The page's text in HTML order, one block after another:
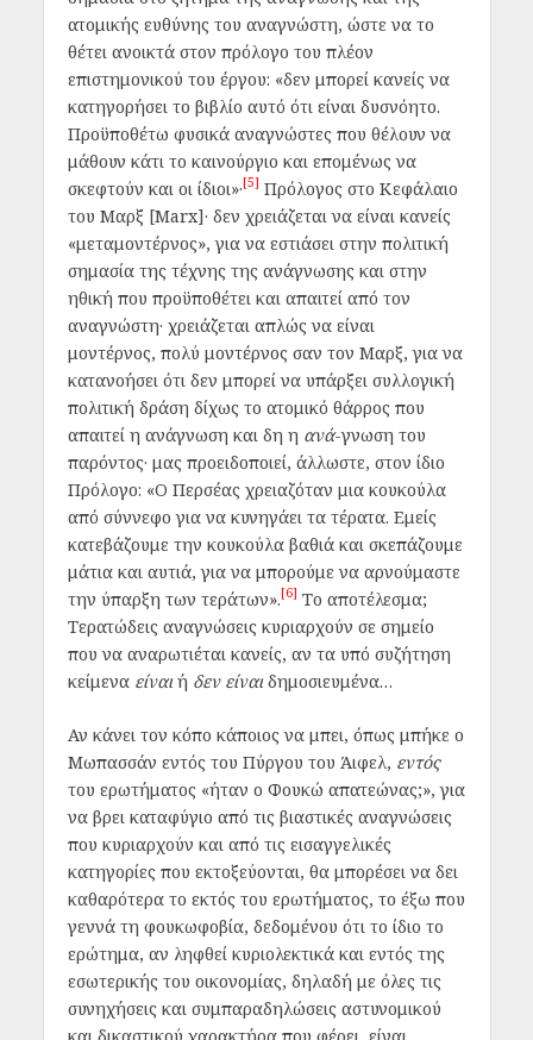
ατομικής ευθύνης του αναγνώστη, ώστε να το
θέτει ανοικτά στον πρόλογο του πλέον
επιστημονικού του έργου: «δεν μπορεί κανείς να
κατηγορήσει το βιβλίο αυτό ότι είναι δυσνόητο.
Προϋποθέτω φυσικά αναγνώστες που θέλουν να
μάθουν κάτι το καινούργιο και επομένως να
σκεφτούν και οι ίδιοι»·[5] Πρόλογος στο Κεφάλαιο
του Μαρξ [Marx]· δεν χρειάζεται να είναι κανείς
«μεταμοντέρνος», για να εστιάσει στην πολιτική
σημασία της τέχνης της ανάγνωσης και στην
ηθική που προϋποθέτει και απαιτεί από τον
αναγνώστη· χρειάζεται απλώς να είναι
μοντέρνος, πολύ μοντέρνος σαν τον Μαρξ, για να
κατανοήσει ότι δεν μπορεί να υπάρξει συλλογική
πολιτική δράση δίχως το ατομικό θάρρος που
απαιτεί η ανάγνωση και δη η ανά-γνωση του
παρόντος· μας προειδοποιεί, άλλωστε, στον ίδιο
Πρόλογο: «Ο Περσέας χρειαζόταν μια κουκούλα
από σύννεφο για να κυνηγάει τα τέρατα. Εμείς
κατεβάζουμε την κουκούλα βαθιά και σκεπάζουμε
μάτια και αυτιά, για να μπορούμε να αρνούμαστε
την ύπαρξη των τεράτων».[6] Το αποτέλεσμα;
Τερατώδεις αναγνώσεις κυριαρχούν σε σημείο
που να αναρωτιέται κανείς, αν τα υπό συζήτηση
κείμενα είναιή δεν είναιδημοσιευμένα…
Αν κάνει τον κόπο κάποιος να μπει, όπως μπήκε ο
Μωπασσάν εντός του Πύργου του Άιφελ, εντός
του ερωτήματος «ήταν ο Φουκώ απατεώνας;», για
να βρει καταφύγιο από τις βιαστικές αναγνώσεις
που κυριαρχούν και από τις εισαγγελικές
κατηγορίες που εκτοξεύονται, θα μπορέσει να δει
καθαρότερα το εκτός του ερωτήματος, το έξω που
γεννά τη φουκωφοβία, δεδομένου ότι το ίδιο το
ερώτημα, αν ληφθεί κυριολεκτικά και εντός της
εσωτερικής του οικονομίας, δηλαδή με όλες τις
συνηχήσεις και συμπαραδηλώσεις αστυνομικού